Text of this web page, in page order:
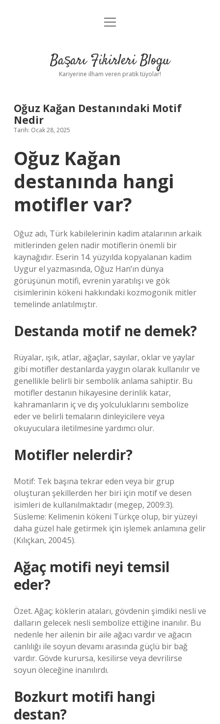
Anasayfa
Yasal Uyarı
menüyü
Başarı Fikirleri Blogu
Kariyerine ilham veren pratik tüyolar!
Oğuz Kağan Destanındaki Motif
Nedir
Tarih: Ocak 28, 2025
Oğuz Kağan
destanında hangi
motifler var?
Oğuz adı, Türk kabilelerinin kadim atalarının arkaik
mitlerinden gelen nadir motiflerin önemli bir
kaynağıdır. Eserin 14. yüzyılda kopyalanan kadim
Uygur el yazmasında, Oğuz Han’ın dünya
görüşünün motifi, evrenin yaratılışı ve gök
cisimlerinin kökeni hakkındaki kozmogonik mitler
temelinde anlatılmıştır.
Destanda motif ne demek?
Rüyalar, ışık, atlar, ağaçlar, sayılar, oklar ve yaylar
gibi motifler destanlarda yaygın olarak kullanılır ve
genellikle belirli bir sembolik anlama sahiptir. Bu
motifler destanın hikayesine derinlik katar,
kahramanların iç ve dış yolculuklarını sembolize
eder ve belirli temaların dinleyicilere veya
okuyuculara iletilmesine yardımcı olur.
Motifler nelerdir?
Motif: Tek başına tekrar eden veya bir grup
oluşturan şekillerden her biri için motif ve desen
isimleri de kullanılmaktadır (megep, 2009:3).
Süsleme: Kelimenin kökeni Türkçe olup, bir yüzeyi
daha güzel hale getirmek için işlemek anlamına gelir
(Kılıçkan, 2004:5).
Ağaç motifi neyi temsil
eder?
Özet. Ağaç; köklerin ataları, gövdenin şimdiki nesli ve
dalların gelecek nesli sembolize ettiğine inanılır. Bu
nedenle her ailenin bir aile ağacı vardır ve ağacın
canlılığı ile soyun devamı arasında güçlü bir bağ
vardır. Gövde kurursa, kesilirse veya devrilirse
soyun öleceğine inanılırdı.
Bozkurt motifi hangi
destan?